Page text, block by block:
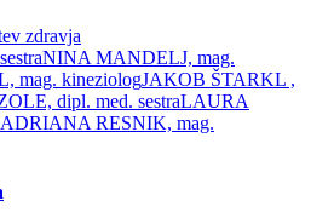
zdravja
NINA MANDELJ, mag.
mag. kineziologJAKOB ŠTARKL ,
dipl. med. sestraLAURA
ADRIANA RESNIK, mag.